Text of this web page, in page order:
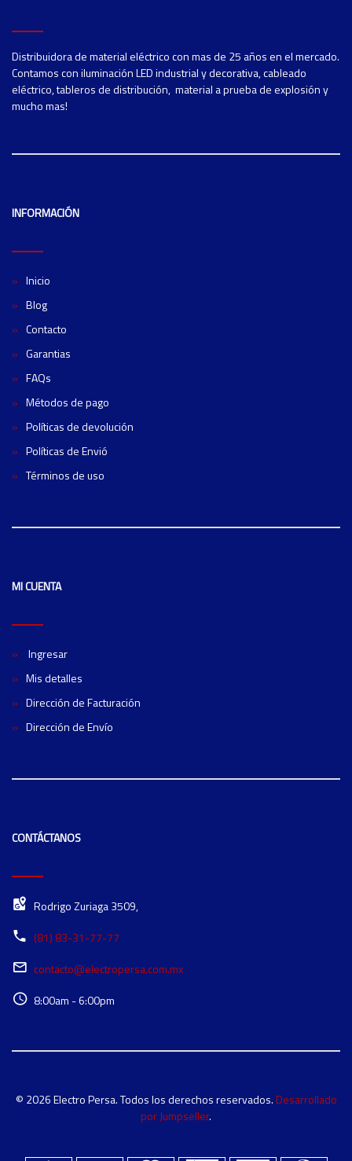
Distribuidora de material eléctrico con mas de 25 años en el mercado.
Contamos con iluminación LED industrial y decorativa, cableado
eléctrico, tableros de distribución, material a prueba de explosión y
mucho mas!
INFORMACIÓN
Inicio
Blog
Contacto
Garantias
FAQs
Métodos de pago
Políticas de devolución
Políticas de Envió
Términos de uso
MI CUENTA
Ingresar
Mis detalles
Dirección de Facturación
Dirección de Envío
CONTÁCTANOS
Rodrigo Zuriaga 3509,
(81) 83-31-77-77
contacto@electropersa.com.mx
8:00am - 6:00pm
© 2026 Electro Persa. Todos los derechos reservados. Desarrollado
por Jumpseller.